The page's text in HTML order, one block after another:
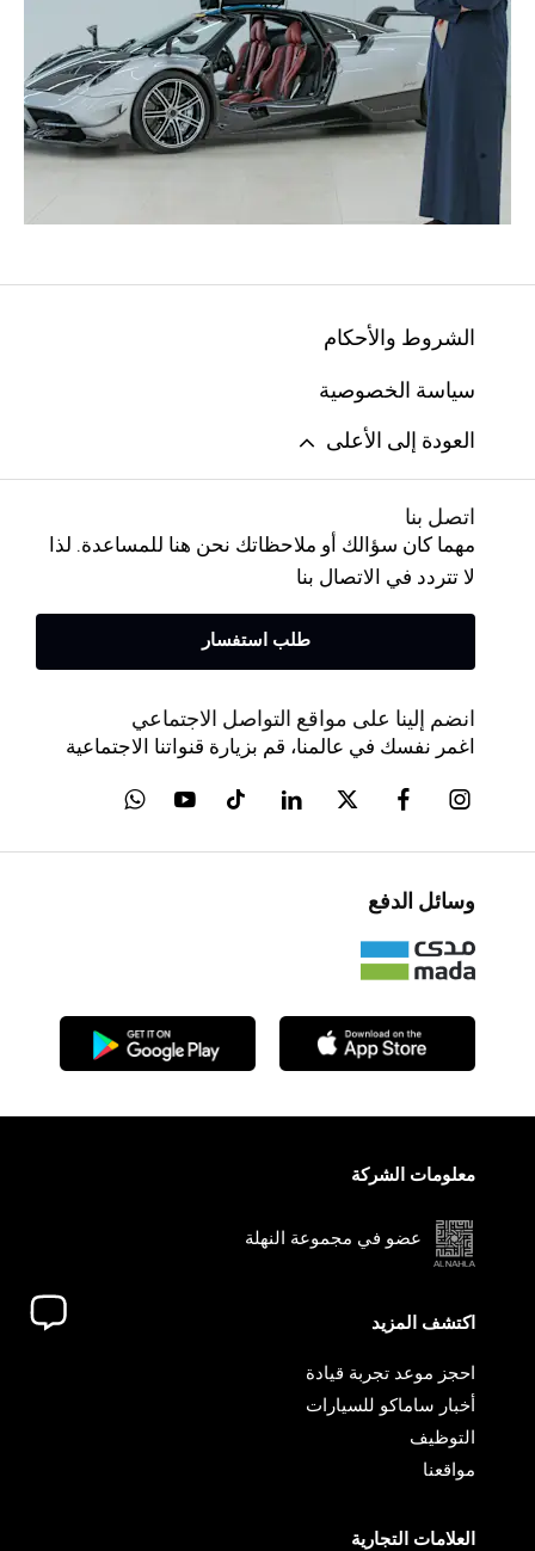
الشروط والأحكام
سياسة الخصوصية
العودة إلى الأعلى
اتصل بنا
مهما كان سؤالك أو ملاحظاتك نحن هنا للمساعدة. لذا
لا تتردد في الاتصال بنا
طلب استفسار
انضم إلينا على مواقع التواصل الاجتماعي
اغمر نفسك في عالمنا، قم بزيارة قنواتنا الاجتماعية
وسائل الدفع
معلومات الشركة
عضو في مجموعة النهلة
اكتشف المزيد
احجز موعد تجربة قيادة
أخبار ساماكو للسيارات
التوظيف
مواقعنا
العلامات التجارية